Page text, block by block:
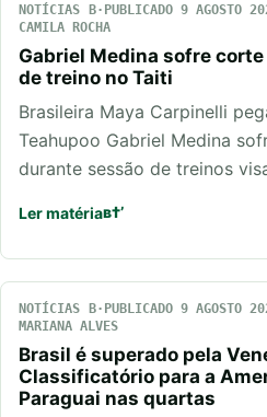
NOTÍCIAS PUBLICADO 9 AGOSTO
CAMILA ROCHA
Gabriel Medina sofre
de treino no Taiti
Brasileira Maya Carpinelli
Teahupoo Gabriel Medina
durante sessão de treinos
Ler matéria
NOTÍCIAS PUBLICADO 9 AGOSTO
MARIANA ALVES
Brasil é superado pela
Classificatório para a
Paraguai nas quartas